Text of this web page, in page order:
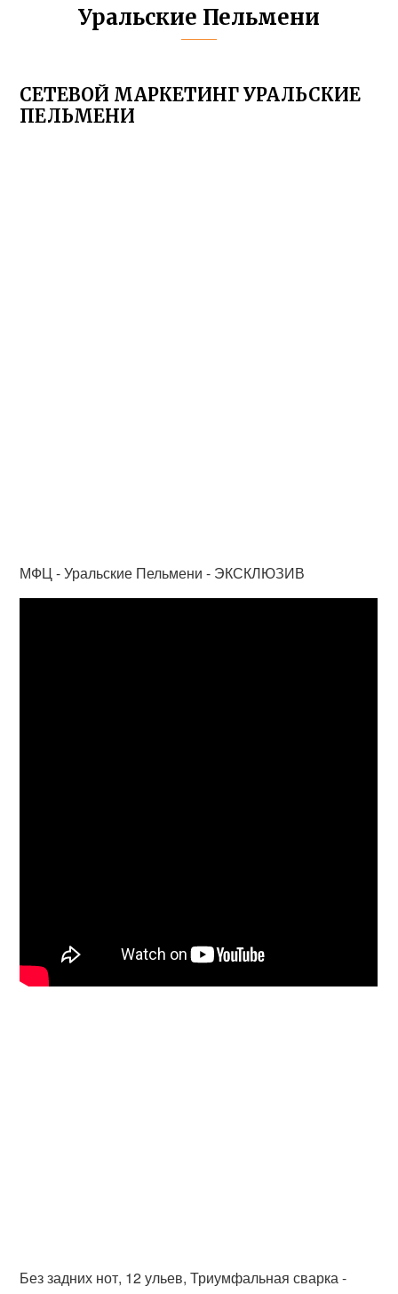
Уральские Пельмени
СЕТЕВОЙ МАРКЕТИНГ УРАЛЬСКИЕ
ПЕЛЬМЕНИ
МФЦ - Уральские Пельмени - ЭКСКЛЮЗИВ
Без задних нот, 12 ульев, Триумфальная сварка -